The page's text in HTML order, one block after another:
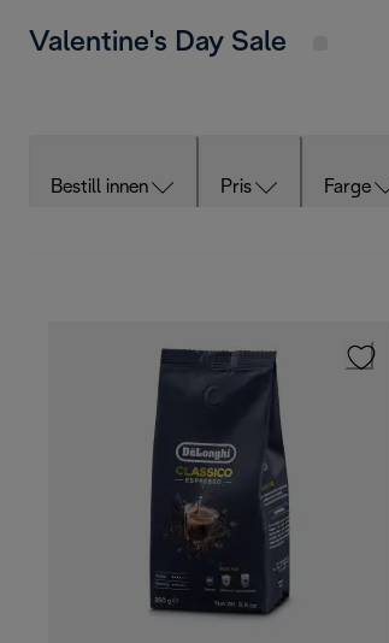
Valentine's Day Sale
Bestill innen Pris Farge